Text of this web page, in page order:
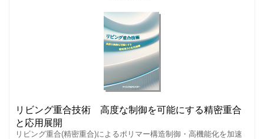
リビング重合技術 高度な制御を可能にする精密重合
と応用展開
リビング重合(精密重合)によるポリマー構造制御・高機能化を加速